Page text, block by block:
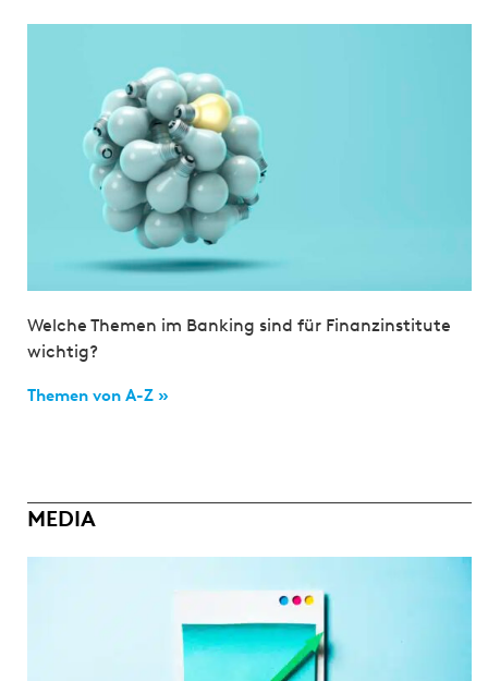
Welche Themen im Banking sind für Finanzinstitute
wichtig?
Themen von A-Z »
MEDIA